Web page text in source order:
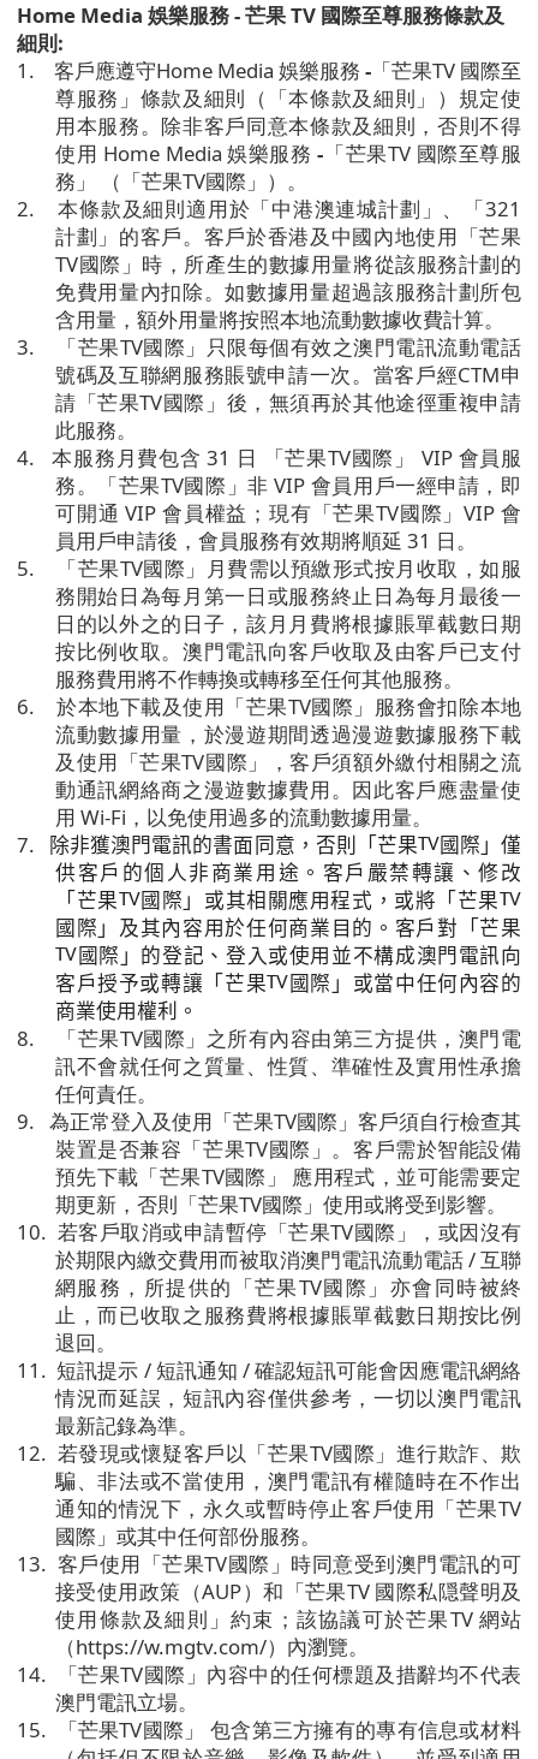
Home Media 娛樂服務-芒果TV 國際至尊服務條款及
細則:
1.
客戶應遵守Home Media 娛樂服務 - 「芒果TV 國際至
尊服務」條款及細則（「本條款及細則」）規定使
用本服務。除非客戶同意本條款及細則，否則不得
使用 Home Media娛樂服務 - 「芒果TV 國際至尊服
務」
（「芒果TV國際」）。
2.
本條款及細則適用於「中港澳連城計劃」、「321
計劃」的客戶。客戶於香港及中國內地使用「芒果
TV國際」時，所產生的數據用量將從該服務計劃的
免費用量內扣除。如數據用量超過該服務計劃所包
含用量，額外用量將按照本地流動數據收費計算。
3.
「芒果TV國際」只限每個有效之澳門電訊流動電話
號碼及互聯網服務賬號申請一次。當客戶經CTM申
請「芒果TV國際」後，無須再於其他途徑重複申請
此服務。
4.
本服務月費包含 31 日 「芒果TV國際」 VIP 會員服
務。「芒果TV國際」非 VIP 會員用戶一經申請，即
可開通 VIP會員權益；現有「芒果TV國際」VIP會
員用戶申請後，會員服務有效期將順延 31 日。
5.
「芒果TV國際」月費需以預繳形式按月收取，如服
務開始日為每月第一日或服務終止日為每月最後一
日的以外之的日子，該月月費將根據賬單截數日期
按比例收取。澳門電訊向客戶收取及由客戶已支付
服務費用將不作轉換或轉移至任何其他服務。
6.
於本地下載及使用「芒果TV國際」服務會扣除本地
流動數據用量，於漫遊期間透過漫遊數據服務下載
及使用「芒果TV國際」，客戶須額外繳付相關之流
動通訊網絡商之漫遊數據費用。因此客戶應盡量使
用 Wi-Fi ，以免使用過多的流動數據用量。
7.
除非獲澳門電訊的書面同意，否則「芒果TV國際」僅
供客戶的個人非商業用途。客戶嚴禁轉讓、修改
「芒果TV國際」或其相關應用程式，或將「芒果TV
國際」及其內容用於任何商業目的。客戶對「芒果
TV國際」的登記、登入或使用並不構成澳門電訊向
客戶授予或轉讓「芒果TV國際」或當中任何內容的
商業使用權利。
8. 「芒果TV國際」之所有內容由第三方提供，澳門電
訊不會就任何之質量、性質、準確性及實用性承擔
任何責任。
9. 為正常登入及使用「芒果TV國際」客戶須自行檢查其
裝置是否兼容「芒果TV國際」。客戶需於智能設備
預先下載「芒果TV國際」
應用程式，並可能需要定
期更新，否則「芒果TV國際」使用或將受到影響。
10. 若客戶取消或申請暫停「芒果TV國際」，或因沒有
於期限內繳交費用而被取消澳門電訊流動電話/互聯
網服務，所提供的「芒果TV國際」亦會同時被終
止，而已收取之服務費將根據賬單截數日期按比例
退回。
11. 短訊提示 /短訊通知 /確認短訊可能會因應電訊網絡
情況而延誤，短訊內容僅供參考，一切以澳門電訊
最新記錄為準。
12. 若發現或懷疑客戶以「芒果TV國際」進行欺詐、欺
騙、非法或不當使用，澳門電訊有權隨時在不作出
通知的情況下，永久或暫時停止客戶使用「芒果TV
國際」或其中任何部份服務。
13. 客戶使用「芒果TV國際」時同意受到澳門電訊的可
接受使用政策（AUP）和「芒果TV 國際私隠聲明及
使用條款及細則」約束；該協議可於芒果TV 網站
（https://w.mgtv.com/）內瀏覽。
14.
「芒果TV國際」內容中的任何標題及措辭均不代表
澳門電訊立場。
15.
「芒果TV國際」
包含第三方擁有的專有信息或材料